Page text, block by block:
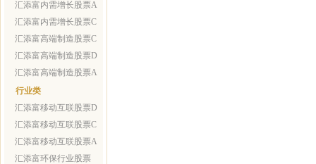
汇添富内需增长股票A
汇添富内需增长股票C
汇添富高端制造股票C
汇添富高端制造股票D
汇添富高端制造股票A
行业类
汇添富移动互联股票D
汇添富移动互联股票C
汇添富移动互联股票A
汇添富环保行业股票